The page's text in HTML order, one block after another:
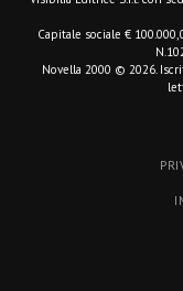
Capitale sociale €
Novella 2000 © 2026.